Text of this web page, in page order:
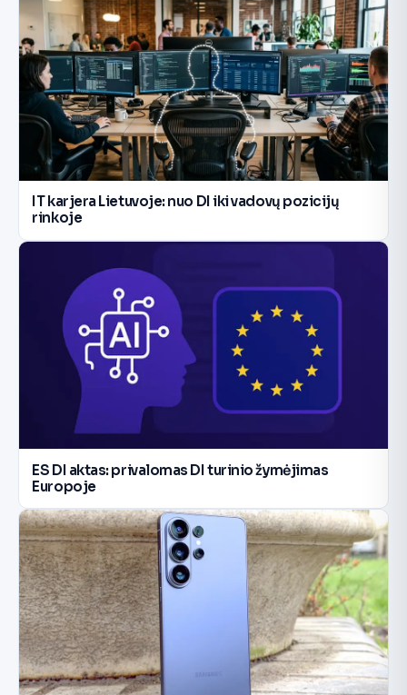
IT karjera Lietuvoje: nuo DI iki vadovų pozicijų
rinkoje
ES DI aktas: privalomas DI turinio žymėjimas
Europoje